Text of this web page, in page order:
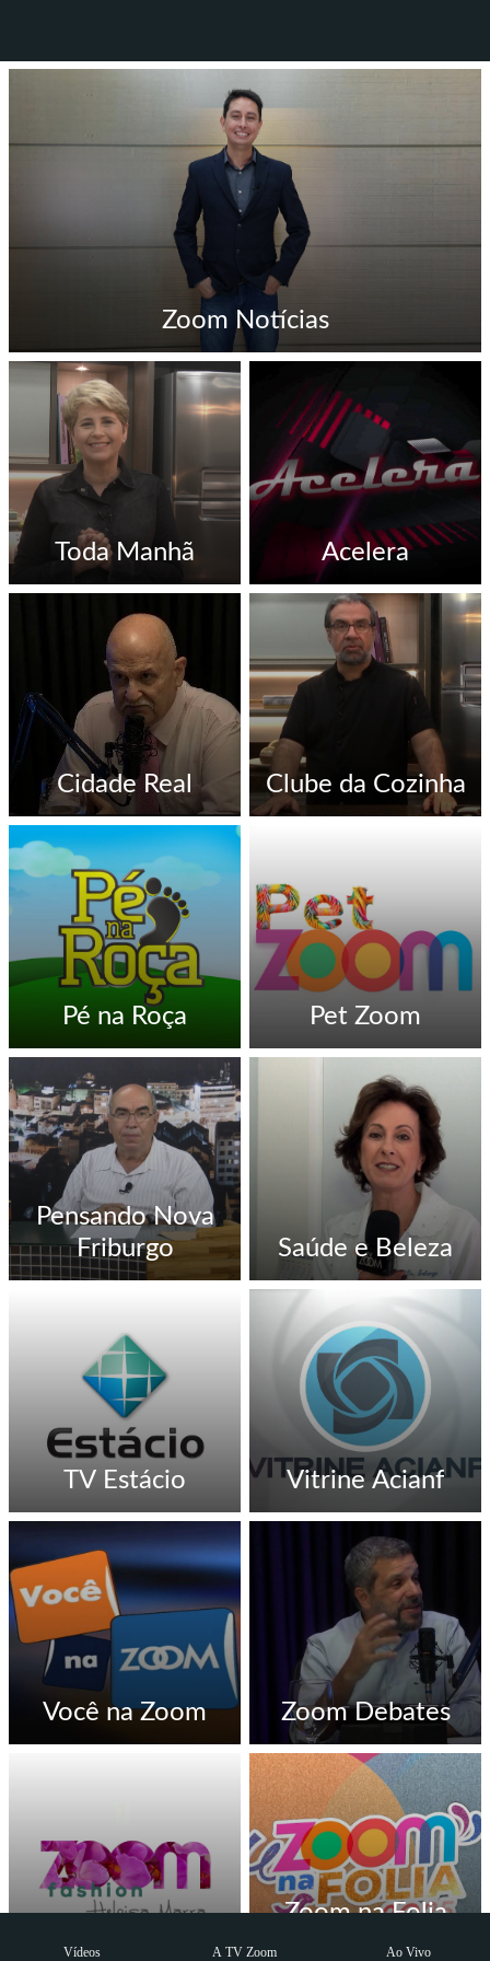
Zoom Notícias
Toda Manhã Acelera
Cidade Real Clube da Cozinha
Pé na Roça Pet Zoom
Pensando Nova
Friburgo
Saúde e Beleza
TV Estácio Vitrine Acianf
Você na Zoom Zoom Debates
Zoom Fashion
Zoom na Folia
2025
Vídeos A TV Zoom Ao Vivo